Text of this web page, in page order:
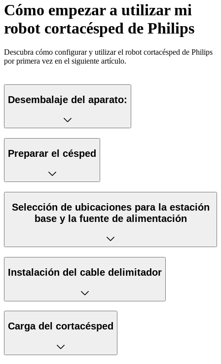
Cómo empezar a utilizar mi
robot cortacésped de Philips
Descubra cómo configurar y utilizar el robot cortacésped de Philips
por primera vez en el siguiente artículo.
Desembalaje del aparato:
Preparar el césped
Selección de ubicaciones para la estación
base y la fuente de alimentación
Instalación del cable delimitador
Carga del cortacésped